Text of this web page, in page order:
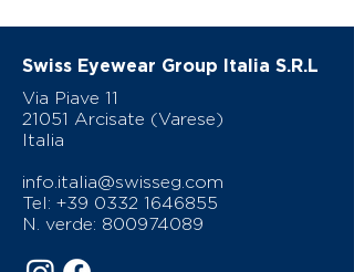
Swiss Eyewear Group Italia S.R.L
Via Piave 11
21051 Arcisate (Varese)
Italia
info.italia@swisseg.com
Tel: +39 0332 1646855
N. verde: 800974089